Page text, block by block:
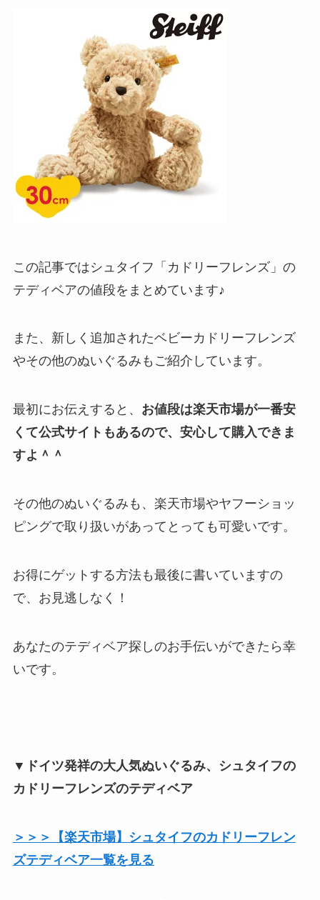
この記事ではシュタイフ「カドリーフレンズ」の
テディベアの値段をまとめています♪
また、新しく追加されたベビーカドリーフレンズ
やその他のぬいぐるみもご紹介しています。
最初にお伝えすると、 お値段は楽天市場が一番安
くて公式サイトもあるので、安心して購入できま
すよ＾＾
その他のぬいぐるみも、楽天市場やヤフーショッ
ピングで取り扱いがあってとっても可愛いです。
お得にゲットする方法も最後に書いていますの
で、お見逃しなく！
あなたのテディベア探しのお手伝いができたら幸
いです。
▼ドイツ発祥の大人気ぬいぐるみ、シュタイフの
カドリーフレンズのテディベア
＞＞＞【楽天市場】シュタイフのカドリーフレン
ズテディベア一覧を見る